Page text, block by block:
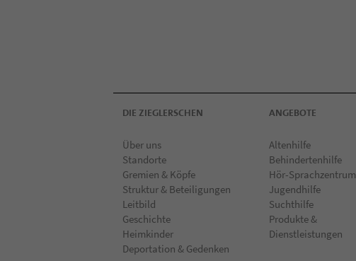
DIE ZIEGLERSCHEN
Über uns
Standorte
Gremien & Köpfe
Struktur & Beteiligungen
Leitbild
Geschichte
Heimkinder
Deportation & Gedenken
ANGEBOTE
Altenhilfe
Behindertenhilfe
Hör-Sprachzentrum
Jugendhilfe
Suchthilfe
Produkte &
Dienstleistungen